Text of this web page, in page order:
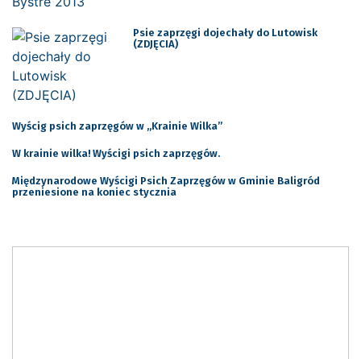
Psie zaprzęgi dojechały do Lutowisk
(ZDJĘCIA)
Wyścig psich zaprzęgów w „Krainie Wilka”
W krainie wilka! Wyścigi psich zaprzęgów.
Międzynarodowe Wyścigi Psich Zaprzęgów w Gminie Baligród
przeniesione na koniec stycznia